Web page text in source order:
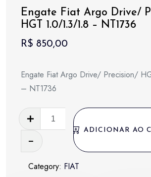
Engate Fiat Argo Drive/
HGT 1.0/1.3/1.8 – NT1736
R$ 850,00
Engate Fiat Argo Drive/ Precision/
– NT1736
Engate
Fiat
Precision/
ADICIONAR AO
Category: FIAT